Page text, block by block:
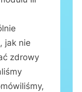
jak nie
zdrowy